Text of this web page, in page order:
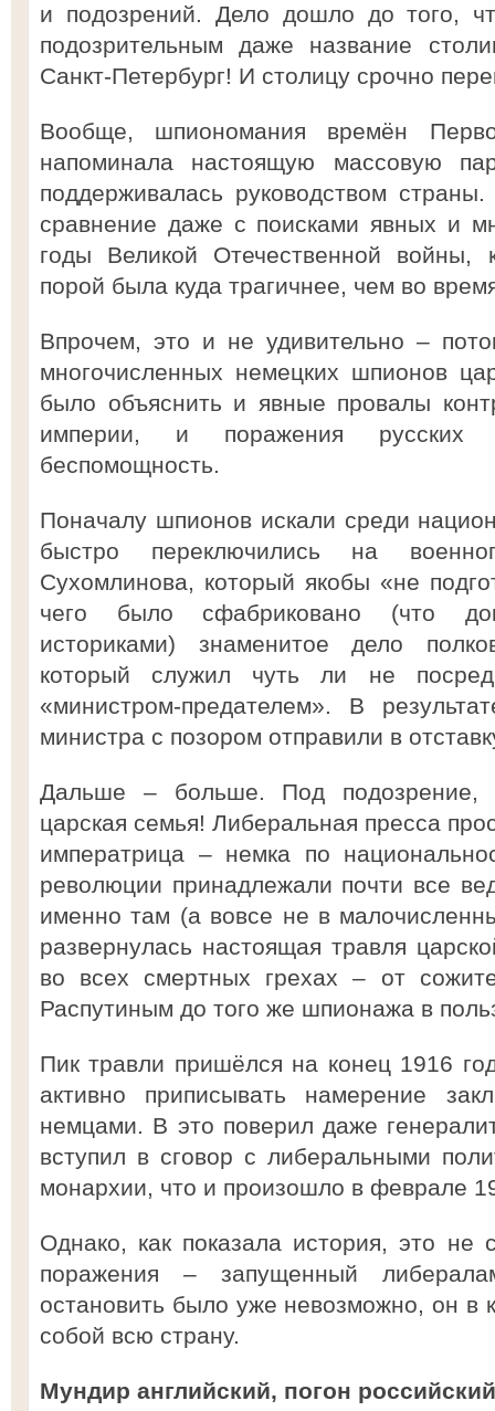
и подозрений. Дело дошло до того,
подозрительным даже название
Санкт-Петербург! И столицу срочно
Вообще, шпиономания времён
напоминала настоящую массовую
поддерживалась руководством
сравнение даже с поисками явных и
годы Великой Отечественной войны,
порой была куда трагичнее, чем во
Впрочем, это и не удивительно –
многочисленных немецких шпионов
было объяснить и явные провалы
империи, и поражения русских
беспомощность.
Поначалу шпионов искали среди
быстро переключились на
Сухомлинова, который якобы «не
чего было сфабриковано (что
историками) знаменитое дело
который служил чуть ли не
«министром-предателем». В
министра с позором отправили в
Дальше – больше. Под подозрение,
царская семья! Либеральная пресса
императрица – немка по
революции принадлежали почти все
именно там (а вовсе не в
развернулась настоящая травля
во всех смертных грехах – от
Распутиным до того же шпионажа в
Пик травли пришёлся на конец 1916
активно приписывать намерение
немцами. В это поверил даже
вступил в сговор с либеральными
монархии, что и произошло в феврале
Однако, как показала история, это не
поражения – запущенный
остановить было уже невозможно, он в
собой всю страну.
Мундир английский, погон российский